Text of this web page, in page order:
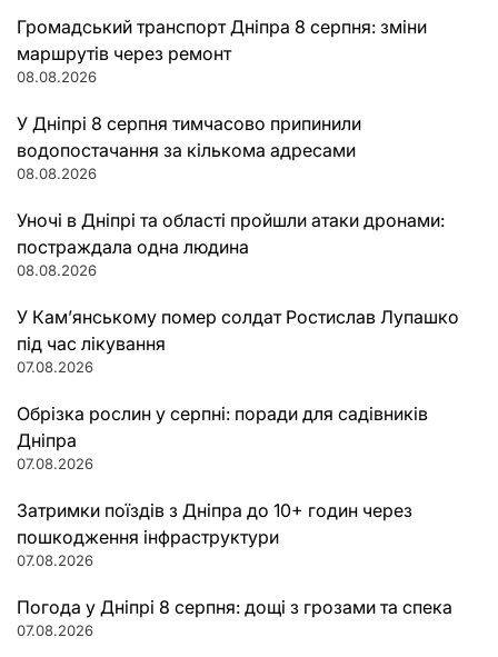
Громадський транспорт Дніпра 8 серпня: зміни
маршрутів через ремонт
08.08.2026
У Дніпрі 8 серпня тимчасово припинили
водопостачання за кількома адресами
08.08.2026
Уночі в Дніпрі та області пройшли атаки дронами:
постраждала одна людина
08.08.2026
У Кам’янському помер солдат Ростислав Лупашко
під час лікування
07.08.2026
Обрізка рослин у серпні: поради для садівників
Дніпра
07.08.2026
Затримки поїздів з Дніпра до 10+ годин через
пошкодження інфраструктури
07.08.2026
Погода у Дніпрі 8 серпня: дощі з грозами та спека
07.08.2026